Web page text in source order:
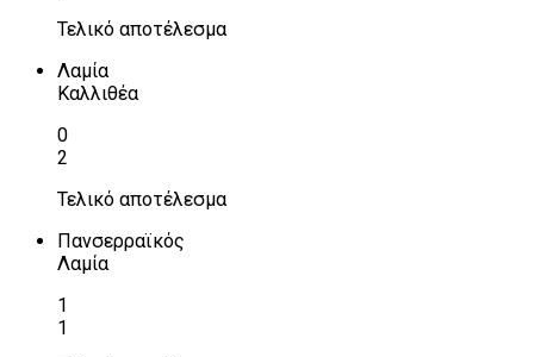
Τελικό αποτέλεσμα
Λαμία
Καλλιθέα
0
2
Τελικό αποτέλεσμα
Πανσερραϊκός
Λαμία
1
1